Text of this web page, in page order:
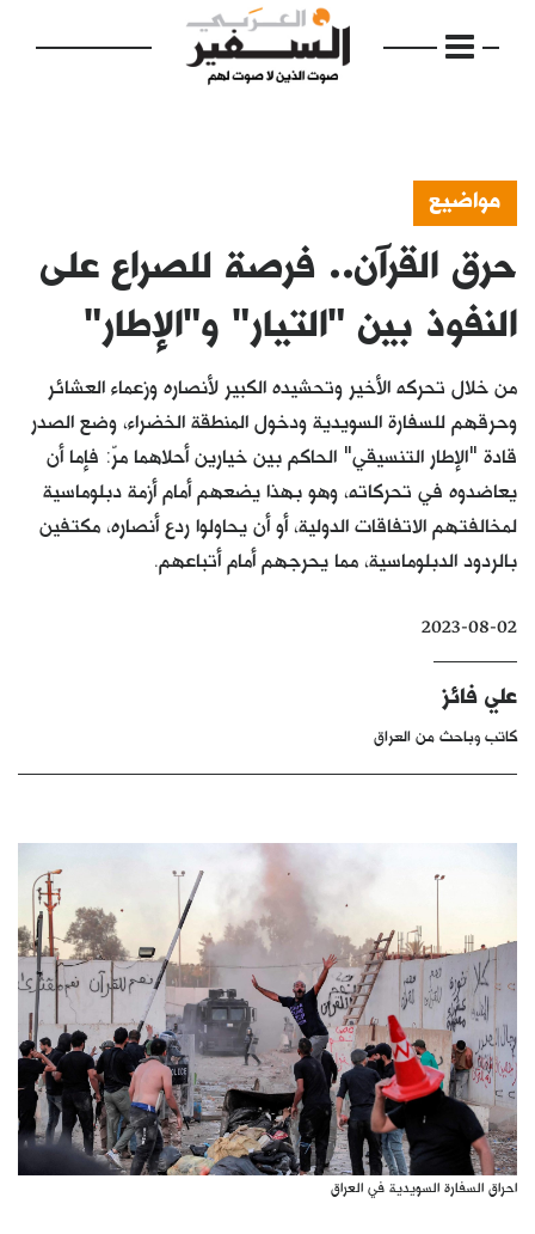
الرئيسية
مواضيع
فكرة
دفاتر
بالصورة
كتّابنا
الأرشيف
مواضيع
حرق القرآن.. فرصة للصراع على
النفوذ بين "التيار" و"الإطار"
من خلال تحركه الأخير وتحشيده الكبير لأنصاره وزعماء العشائر
وحرقهم للسفارة السويدية ودخول المنطقة الخضراء، وضع الصدر
قادة "الإطار التنسيقي" الحاكم بين خيارين أحلاهما مرّ: فإما أن
يعاضدوه في تحركاته، وهو بهذا يضعهم أمام أزمة دبلوماسية
لمخالفتهم الاتفاقات الدولية، أو أن يحاولوا ردع أنصاره، مكتفين
بالردود الدبلوماسية، مما يحرجهم أمام أتباعهم.
2023-08-02
علي فائز
كاتب وباحث من العراق
احراق السفارة السويدية في العراق